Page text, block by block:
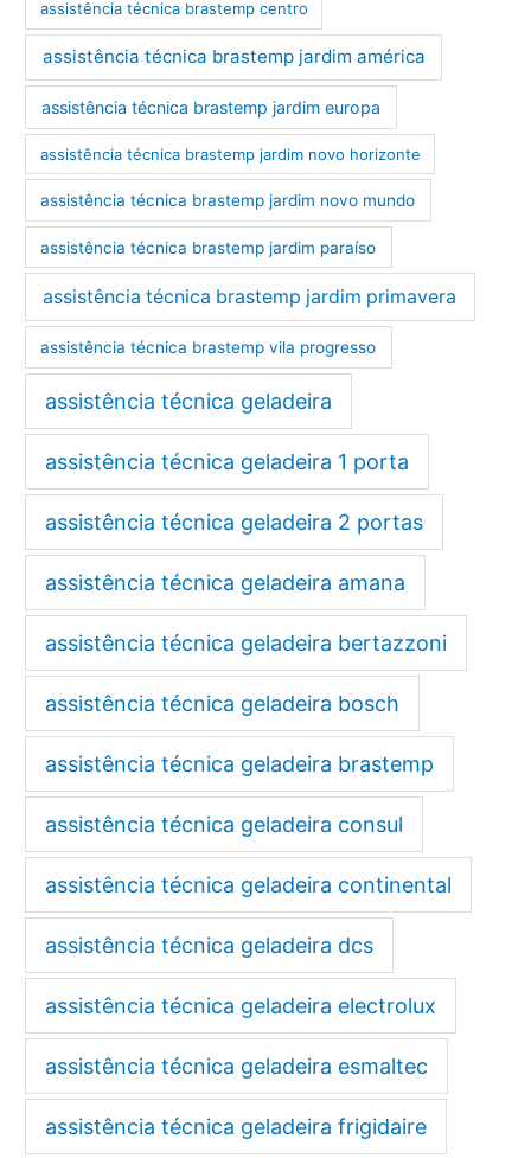
assistência técnica brastemp centro
assistência técnica brastemp jardim américa
assistência técnica brastemp jardim europa
assistência técnica brastemp jardim novo horizonte
assistência técnica brastemp jardim novo mundo
assistência técnica brastemp jardim paraíso
assistência técnica brastemp jardim primavera
assistência técnica brastemp vila progresso
assistência técnica geladeira
assistência técnica geladeira 1 porta
assistência técnica geladeira 2 portas
assistência técnica geladeira amana
assistência técnica geladeira bertazzoni
assistência técnica geladeira bosch
assistência técnica geladeira brastemp
assistência técnica geladeira consul
assistência técnica geladeira continental
assistência técnica geladeira dcs
assistência técnica geladeira electrolux
assistência técnica geladeira esmaltec
assistência técnica geladeira frigidaire